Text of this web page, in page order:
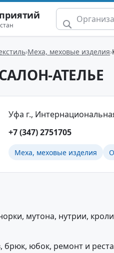
Меха, меховые изделия
АТЕЛЬЕ
Уфа г.,
+7 (347) 2751705
Меха, меховые изделия
мутона, нутрии,
юбок, ремонт и